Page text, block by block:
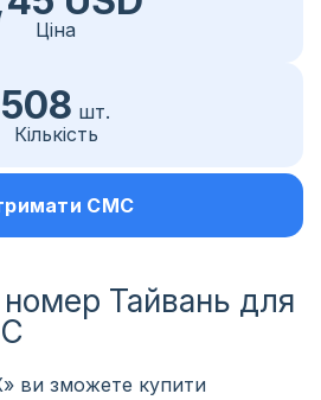
Ціна
508 шт.
Кількість
СМС
номер Тайвань для
ви зможете купити